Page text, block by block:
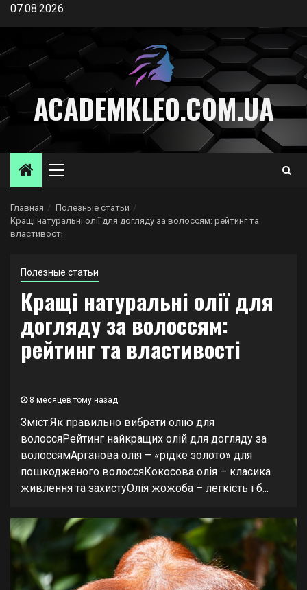
Перейти
содержимому
07.08.2026
ACADEMKLEO.COM.UA
Основное
Главная
Полезные статьи
Кращі натуральні олії для догляду за волоссям: рейтинг та
властивості
Полезные статьи
Кращі натуральні олії для
догляду за волоссям:
рейтинг та властивості
8 месяцев тому назад
Зміст:Як правильно вибрати олію для
волоссяРейтинг найкращих олій для догляду за
волоссямАрганова олія – «рідке золото» для
пошкодженого волоссяКокосова олія – класика
живлення та захистуОлія жожоба – легкість і б...